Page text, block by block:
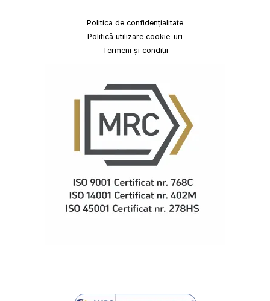
Politica de confidențialitate
Politică utilizare cookie-uri
Termeni și condiții